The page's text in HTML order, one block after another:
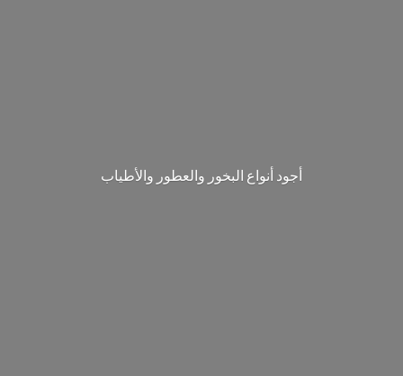
‎أجود أنواع البخور والعطور والأطياب